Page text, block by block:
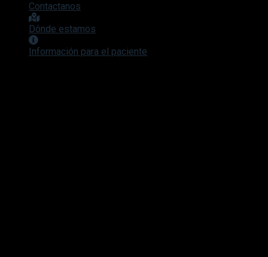
Contactanos
Dónde estamos
Información para el paciente